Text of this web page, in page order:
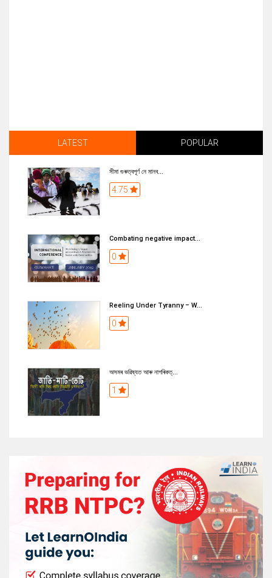
LATEST POPULAR
সীমা গুৰুত্বপূৰ্ণ নে মানব...
4.75
Combating negative impact...
0
Reeling Under Tyranny – W...
0
অসমৰ ভৱিষ্যত আৰু নাগৰিকত্...
1